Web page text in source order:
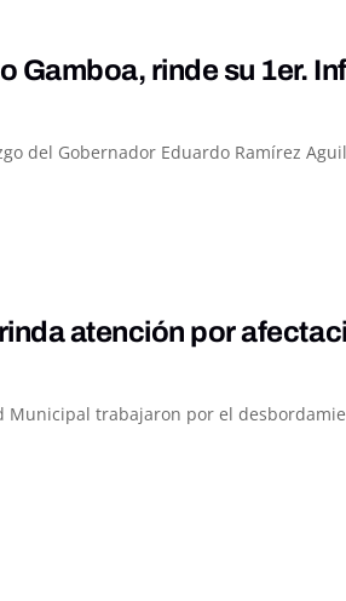
Gamboa, rinde su 1er.
del Gobernador Eduardo Ramírez
atención por
Municipal trabajaron por el